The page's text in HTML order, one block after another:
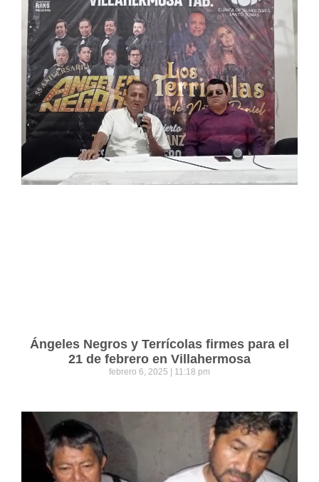
Ángeles Negros y Terrícolas firmes para el
21 de febrero en Villahermosa
febrero 6, 2025 11:18 pm